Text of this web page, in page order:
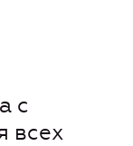
с
всех